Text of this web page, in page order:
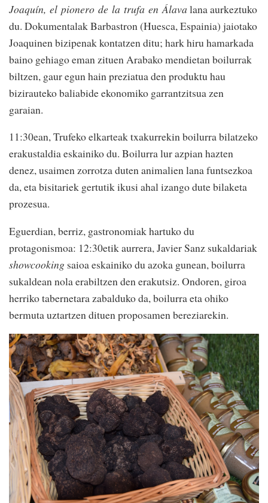
Joaquín, el pionero de la trufa en Álava lana aurkeztuko
du. Dokumentalak Barbastron (Huesca, Espainia) jaiotako
Joaquinen bizipenak kontatzen ditu; hark hiru hamarkada
baino gehiago eman zituen Arabako mendietan boilurrak
biltzen, gaur egun hain preziatua den produktu hau
bizirauteko baliabide ekonomiko garrantzitsua zen
garaian.
11:30ean, Trufeko elkarteak txakurrekin boilurra bilatzeko
erakustaldia eskainiko du. Boilurra lur azpian hazten
denez, usaimen zorrotza duten animalien lana funtsezkoa
da, eta bisitariek gertutik ikusi ahal izango dute bilaketa
prozesua.
Eguerdian, berriz, gastronomiak hartuko du
protagonismoa: 12:30etik aurrera, Javier Sanz sukaldariak
showcooking saioa eskainiko du azoka gunean, boilurra
sukaldean nola erabiltzen den erakutsiz. Ondoren, giroa
herriko tabernetara zabalduko da, boilurra eta ohiko
bermuta uztartzen dituen proposamen bereziarekin.